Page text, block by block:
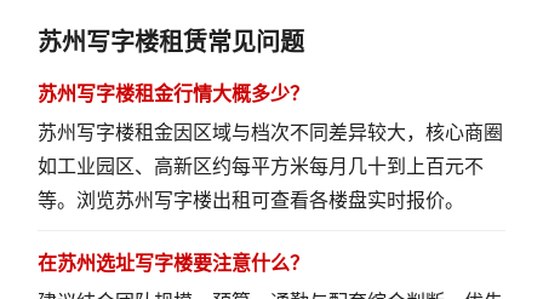
苏州写字楼租赁常见问题
苏州写字楼租金行情大概多少？
苏州写字楼租金因区域与档次不同差异较大，核心商圈
如工业园区、高新区约每平方米每月几十到上百元不
等。 浏览苏州写字楼出租可查看各楼盘实时报价。
在苏州选址写字楼要注意什么？